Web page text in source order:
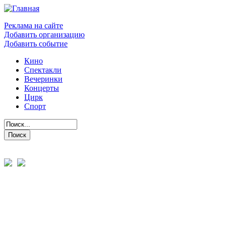
Реклама на сайте
Добавить организацию
Добавить событие
Кино
Спектакли
Вечеринки
Концерты
Цирк
Спорт